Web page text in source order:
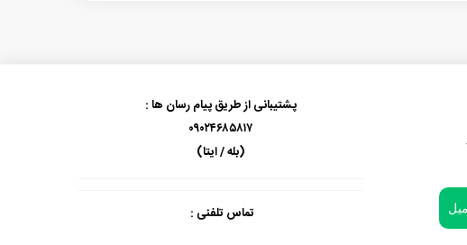
پشتیبانی از طریق پیام رسان ها :
۰۹۰۲۴۶۸۵۸۱۷
(بله / ایتا)
تماس تلفنی :